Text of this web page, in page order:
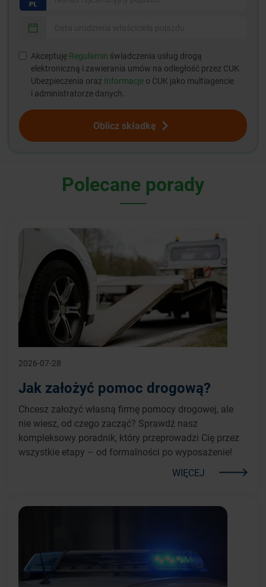
Akceptuję Regulamin świadczenia usług drogą
elektroniczną i zawierania umów na odległość przez CUK
Ubezpieczenia oraz Informacje o CUK jako multiagencie
i administratorze danych.
Oblicz składkę
Polecane porady
2026-07-28
Jak założyć pomoc drogową?
Chcesz założyć własną firmę pomocy drogowej, ale
nie wiesz, od czego zacząć? Sprawdź nasz
kompleksowy poradnik, który przeprowadzi Cię przez
wszystkie etapy – od formalności po wyposażenie!
WIĘCEJ